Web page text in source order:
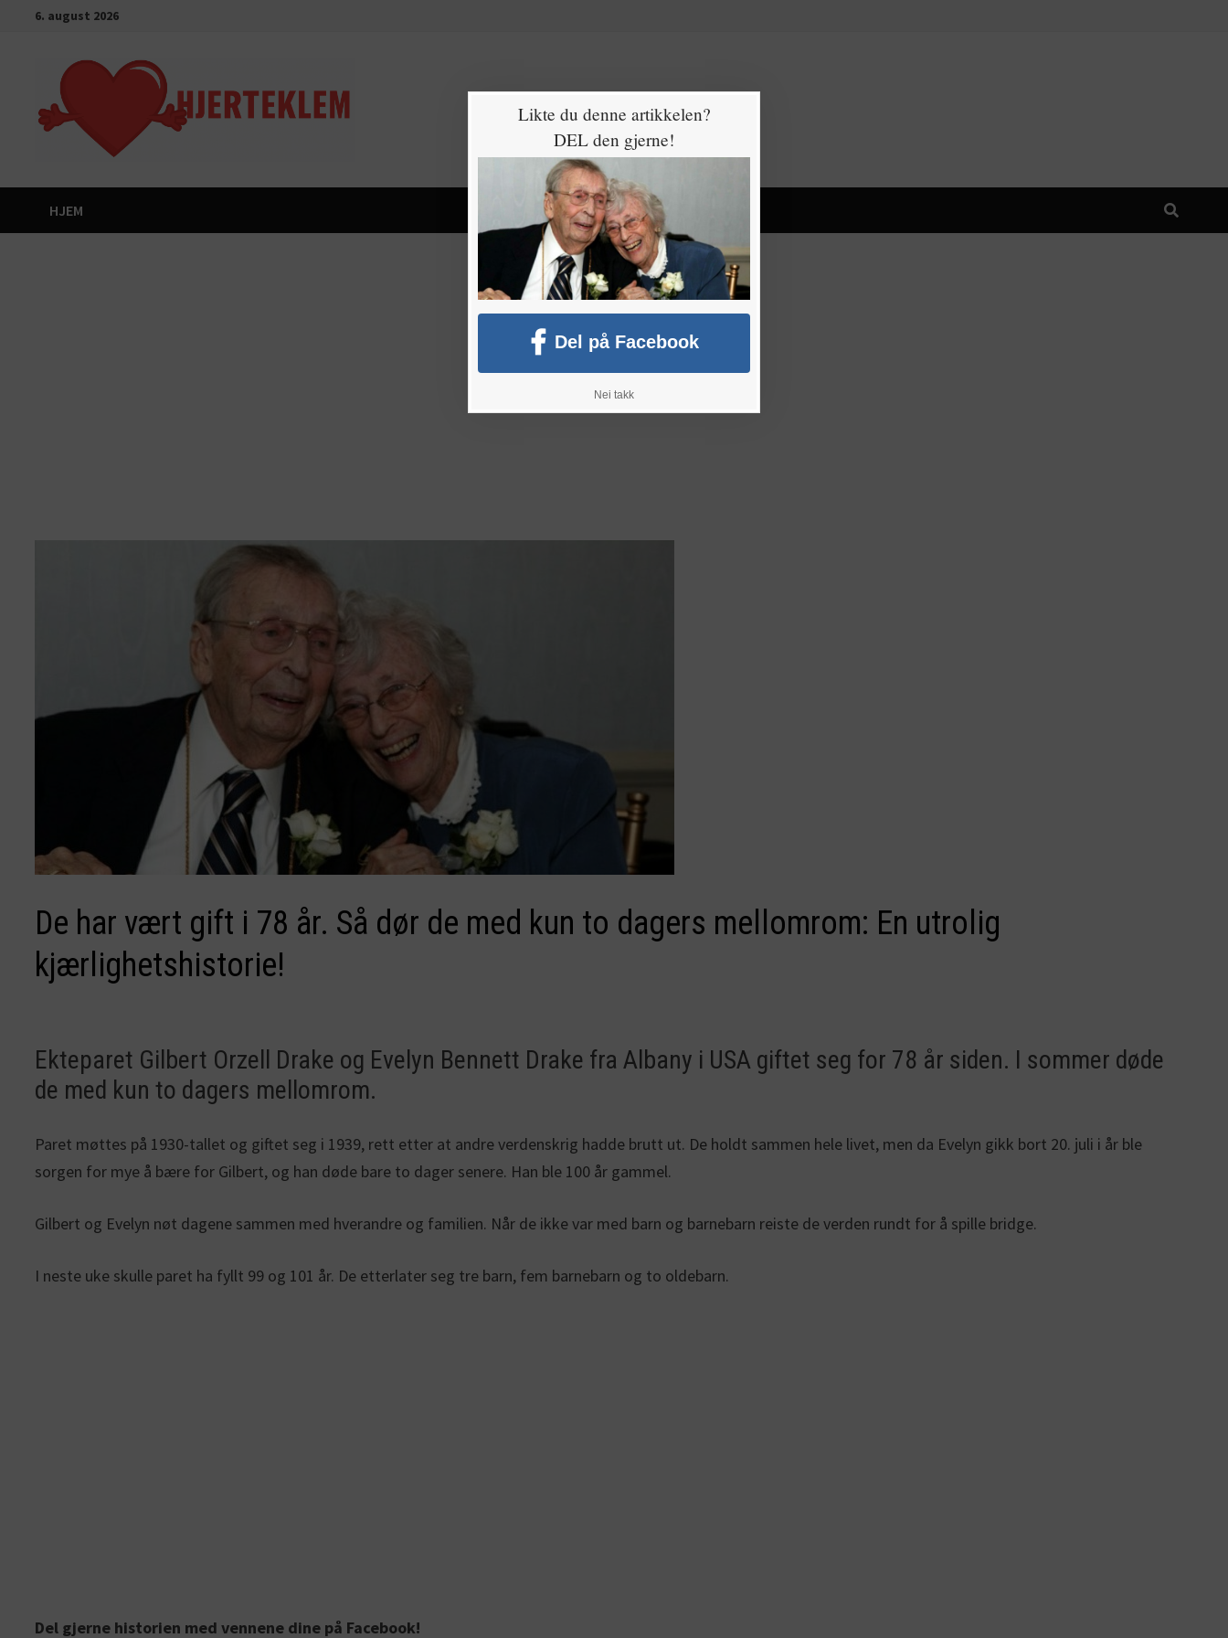
6. august 2026
HJEM
De har vært gift i 78 år. Så dør de med kun to dagers mellomrom: En utrolig
kjærlighetshistorie!
Ekteparet Gilbert Orzell Drake og Evelyn Bennett Drake fra Albany i USA giftet seg for 78 år siden. I sommer døde
de med kun to dagers mellomrom.
Paret møttes på 1930-tallet og giftet seg i 1939, rett etter at andre verdenskrig hadde brutt ut. De holdt sammen hele livet, men da Evelyn gikk bort 20. juli i år ble
sorgen for mye å bære for Gilbert, og han døde bare to dager senere. Han ble 100 år gammel.
Gilbert og Evelyn nøt dagene sammen med hverandre og familien. Når de ikke var med barn og barnebarn reiste de verden rundt for å spille bridge.
I neste uke skulle paret ha fyllt 99 og 101 år. De etterlater seg tre barn, fem barnebarn og to oldebarn.
Del gjerne historien med vennene dine på Facebook!
Likte du denne artikkelen?
DEL den gjerne!
Del på Facebook
Nei takk